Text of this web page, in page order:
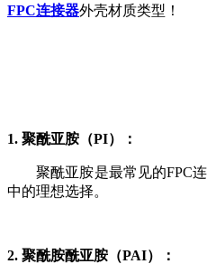
FPC连接器外壳材质类型！
1. 聚酰亚胺（PI）：
聚酰亚胺是最常见的FPC
中的理想选择。
2. 聚酰胺酰亚胺（PAI）：